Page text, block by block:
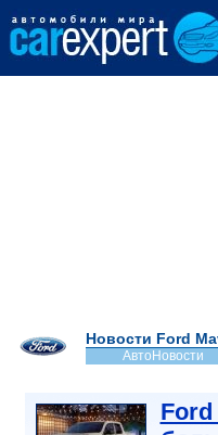
Новости Ford
АвтоНовости
Ford